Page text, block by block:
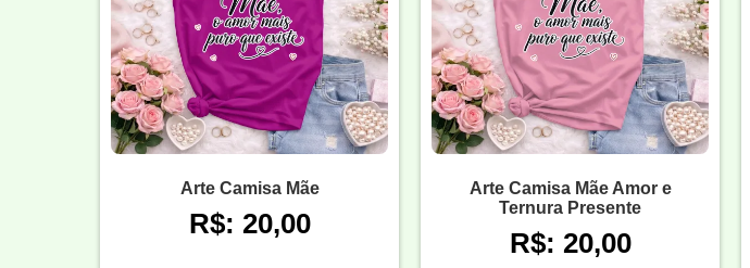
Arte Camisa Mãe
R$: 20,00
Arte Camisa Mãe Amor e
Ternura Presente
R$: 20,00